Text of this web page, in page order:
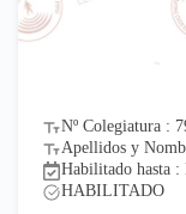
Nº Colegiatura :
Apellidos y
Habilitado hasta :
HABILITADO